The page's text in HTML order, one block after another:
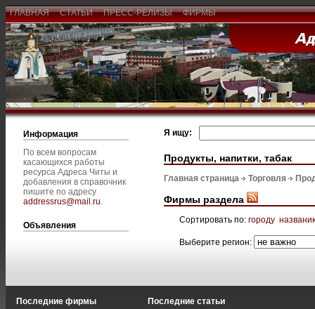
ГЛАВНАЯ СТАТЬИ ПРЕСС-РЕЛИЗЫ ФИРМЫ
Информация
По всем вопросам
касающихся работы
ресурса Адреса Читы и
добавления в справочник
пишите по адресу
addressrus@mail.ru.
Объявления
Я ищу:
Продукты, напитки, табак
Главная страница Торговля
Фирмы раздела
Сортировать по: городу
Выберите регион:
Последние фирмы Последние статьи